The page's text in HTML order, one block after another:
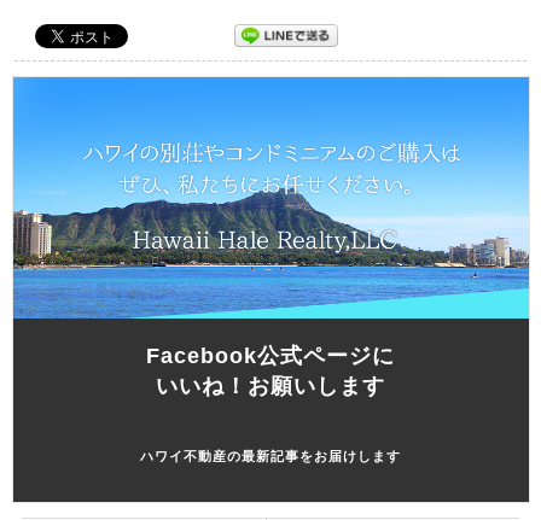
Facebook公式ページに
いいね！お願いします
ハワイ不動産の最新記事をお届けします